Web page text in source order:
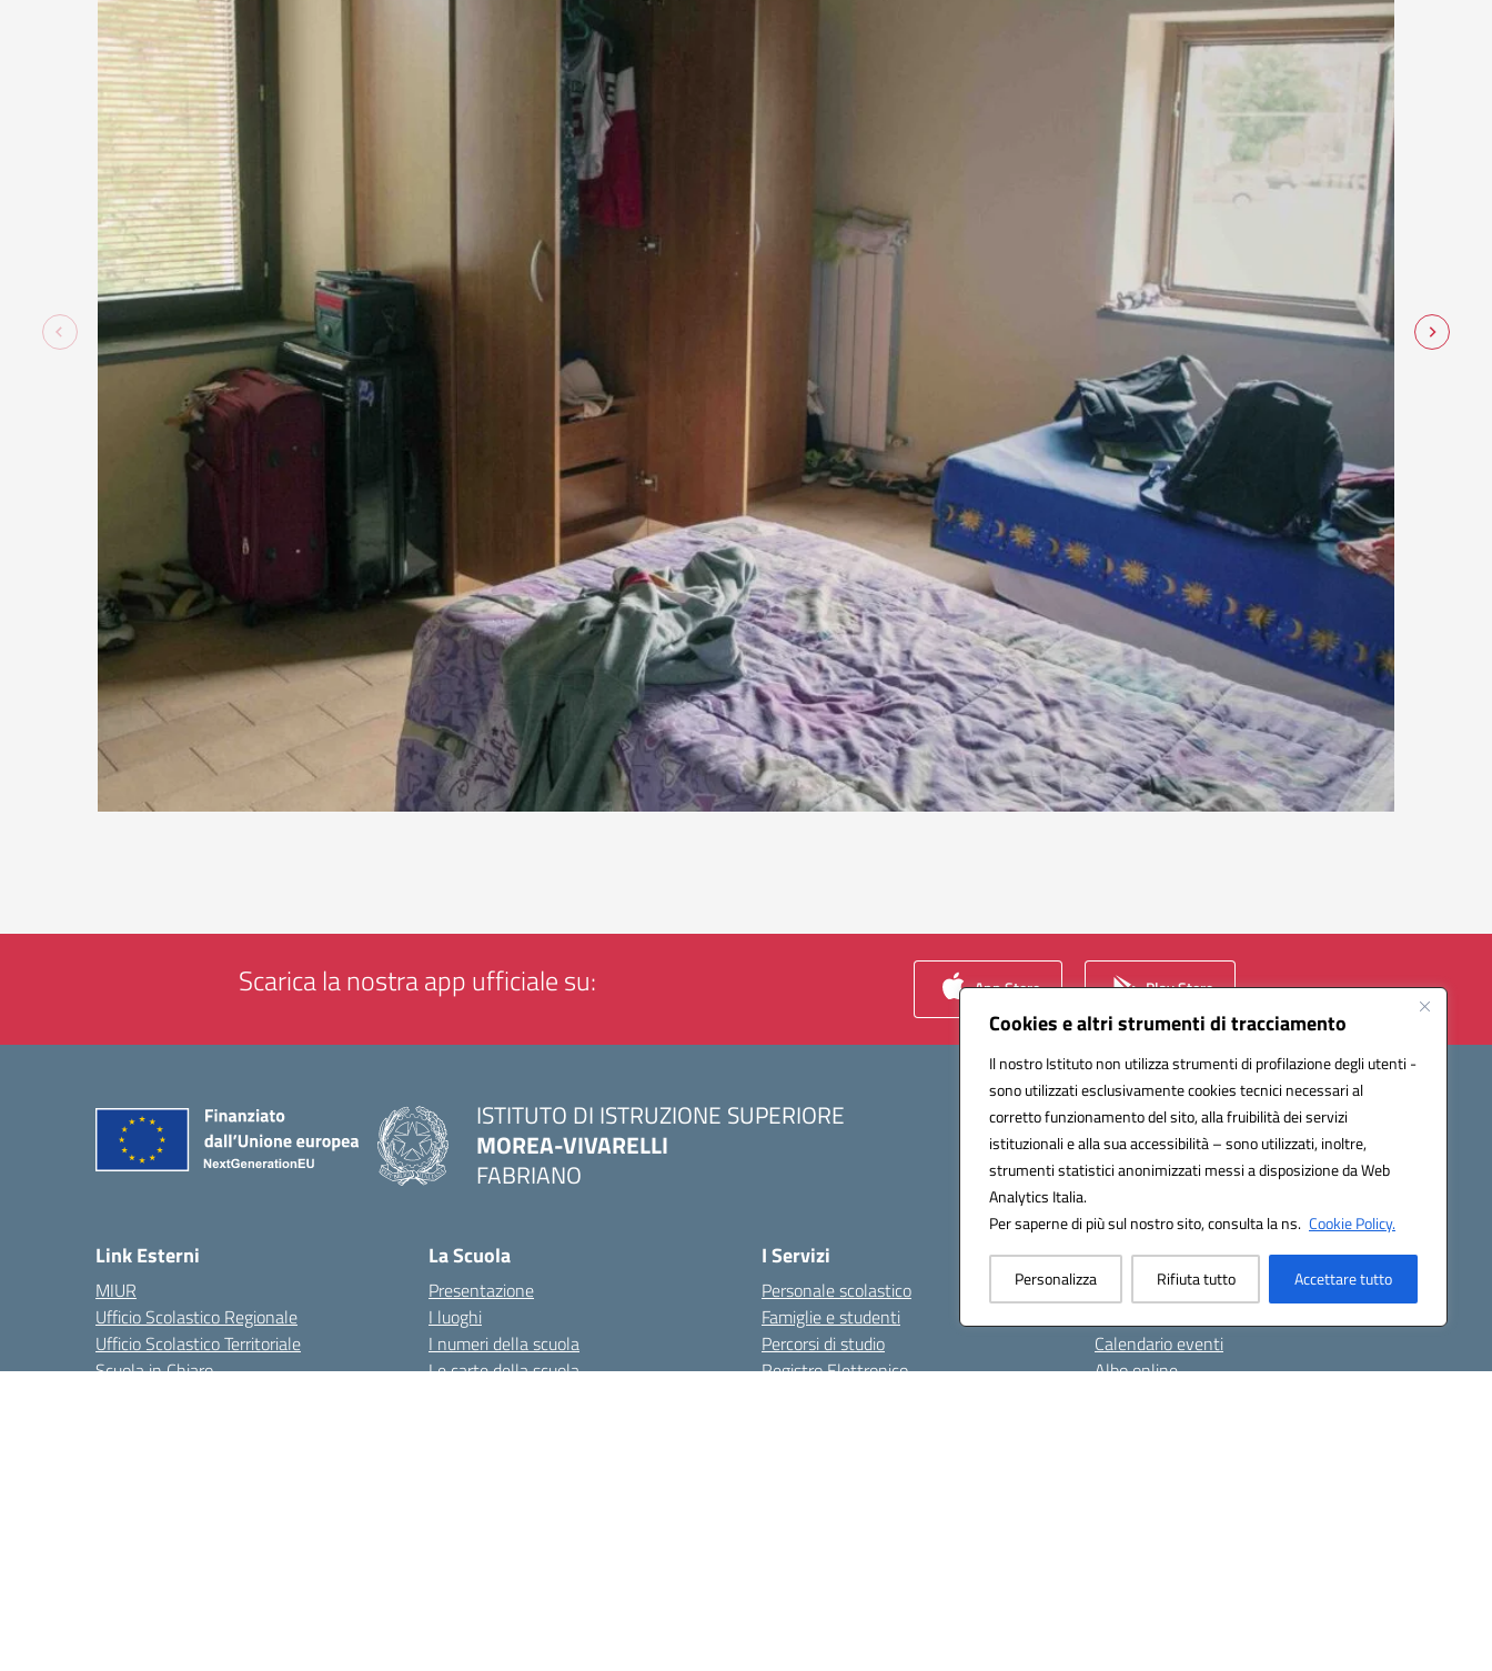
Cookies e altri strumenti di tracciamento
Il nostro Istituto non utilizza strumenti di profilazione degli utenti -
sono utilizzati esclusivamente cookies tecnici necessari al
corretto funzionamento del sito, alla fruibilità dei servizi
istituzionali e alla sua accessibilità – sono utilizzati, inoltre,
strumenti statistici anonimizzati messi a disposizione da Web
Analytics Italia.
Per saperne di più sul nostro sito, consulta la ns. Cookie Policy.
Personalizza Rifiuta tutto Accettare tutto
Scarica la nostra app ufficiale su: App Store Play Store
ISTITUTO DI ISTRUZIONE SUPERIORE
MOREA-VIVARELLI
FABRIANO
Link Esterni
MIUR
Ufficio Scolastico Regionale
Ufficio Scolastico Territoriale
Scuola in Chiaro
La Scuola
Presentazione
I luoghi
I numeri della scuola
Le carte della scuola
I Servizi
Personale scolastico
Famiglie e studenti
Percorsi di studio
Registro Elettronico
Novità
Le notizie
Calendario eventi
Albo online